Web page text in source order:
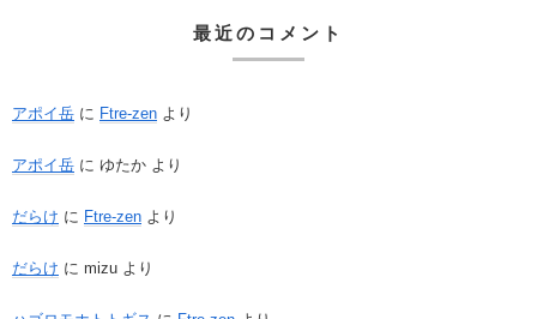
最近のコメント
アポイ岳 に Ftre-zen より
アポイ岳 に ゆたか より
だらけ に Ftre-zen より
だらけ に mizu より